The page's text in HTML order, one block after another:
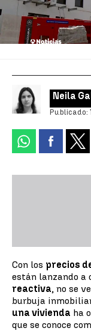
Neila
Publicado:
Con los precios
están lanzando a
reactiva, no se
burbuja
una vivienda ha
que se conoce